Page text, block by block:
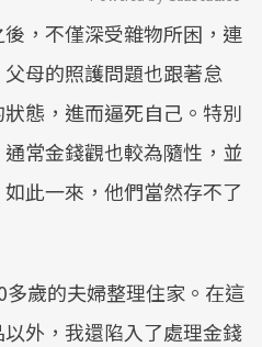
Mute
，不僅深受雜物所困，連
母的照護問題也跟著怠
態，進而逼死自己。特別
常金錢觀也較為隨性，並
此一來，他們當然存不了
歲的夫婦整理住家。在這
外，我還陷入了處理金錢